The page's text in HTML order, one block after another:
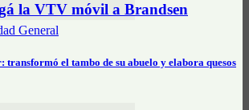
General
transformó el tambo de su abuelo y elabora quesos
la VTV móvil a Brandsen